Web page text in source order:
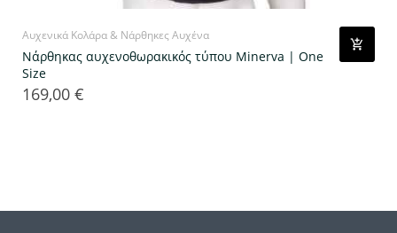
Αυχενικά Κολάρα & Νάρθηκες Αυχένα
Νάρθηκας αυχενοθωρακικός τύπου Minerva | One
Size
Τιμή
169,00 €